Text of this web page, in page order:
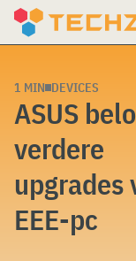
Skip
1 MIN DEVICES
ASUS
verdere
upgrades
EEE-pc